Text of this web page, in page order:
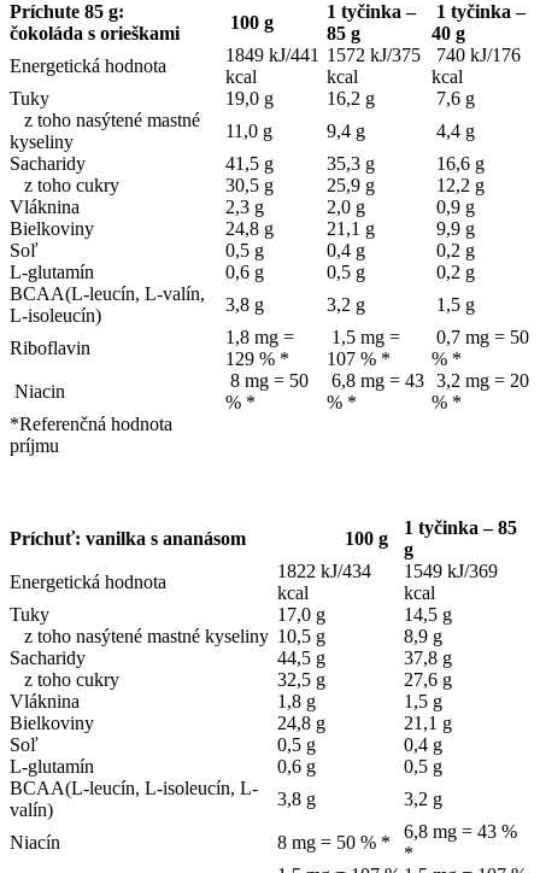
Príchute 85 g:
čokoláda s orieškami
100 g
1 tyčinka –
85 g
1 tyčinka –
40 g
Energetická hodnota
1849 kJ/441
kcal
1572 kJ/375
kcal
740 kJ/176
kcal
Tuky
19,0 g 16,2 g
7,6 g
z toho nasýtené mastné
kyseliny
11,0 g 9,4 g
4,4 g
Sacharidy
41,5 g 35,3 g
16,6 g
z toho cukry
30,5 g 25,9 g
12,2 g
Vláknina
2,3 g 2,0 g
0,9 g
Bielkoviny
24,8 g 21,1 g
9,9 g
Soľ
0,5 g 0,4 g
0,2 g
L-glutamín
0,6 g 0,5 g
0,2 g
BCAA(L-leucín, L-valín,
L-isoleucín)
3,8 g 3,2 g 1,5 g
Riboflavin
1,8 mg =
129 % *
1,5 mg =
107 % *
0,7 mg = 50
% *
Niacin
8 mg = 50
% *
6,8 mg = 43
% *
3,2 mg = 20
% *
*Referenčná hodnota
príjmu
Príchuť: vanilka s ananásom 100 g
1 tyčinka – 85
g
Energetická hodnota
1822 kJ/434
kcal
1549 kJ/369
kcal
Tuky
17,0 g
14,5 g
z toho nasýtené mastné kyseliny 10,5 g
8,9 g
Sacharidy
44,5 g
37,8 g
z toho cukry
32,5 g
27,6 g
Vláknina
1,8 g
1,5 g
Bielkoviny
24,8 g
21,1 g
Soľ
0,5 g
0,4 g
L-glutamín
0,6 g
0,5 g
BCAA(L-leucín, L-isoleucín, L-
valín)
3,8 g 3,2 g
Niacín 8 mg = 50 % *
6,8 mg = 43 %
*